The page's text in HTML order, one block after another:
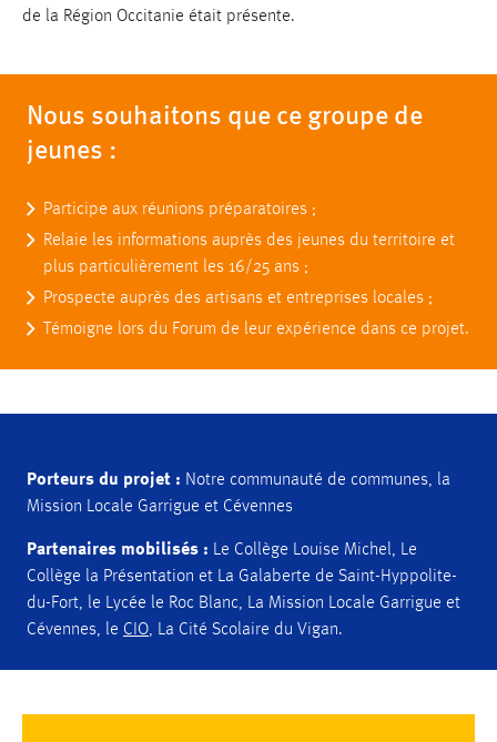
de la Région Occitanie était présente.
Nous souhaitons que ce groupe de
jeunes :
Participe aux réunions préparatoires ;
Relaie les informations auprès des jeunes du territoire et
plus particulièrement les 16/25 ans ;
Prospecte auprès des artisans et entreprises locales ;
Témoigne lors du Forum de leur expérience dans ce projet.
Porteurs du projet : Notre communauté de communes, la
Mission Locale Garrigue et Cévennes
Partenaires mobilisés : Le Collège Louise Michel, Le
Collège la Présentation et La Galaberte de Saint-Hyppolite-
du-Fort, le Lycée le Roc Blanc, La Mission Locale Garrigue et
Cévennes, le CIO, La Cité Scolaire du Vigan.